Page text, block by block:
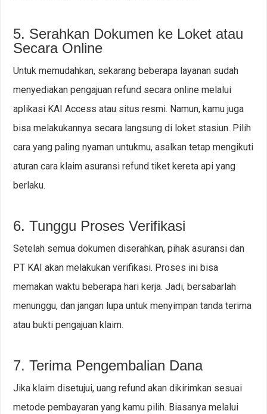
5. Serahkan Dokumen ke Loket atau
Secara Online
Untuk memudahkan, sekarang beberapa layanan sudah
menyediakan pengajuan refund secara online melalui
aplikasi KAI Access atau situs resmi. Namun, kamu juga
bisa melakukannya secara langsung di loket stasiun. Pilih
cara yang paling nyaman untukmu, asalkan tetap mengikuti
aturan cara klaim asuransi refund tiket kereta api yang
berlaku.
6. Tunggu Proses Verifikasi
Setelah semua dokumen diserahkan, pihak asuransi dan
PT KAI akan melakukan verifikasi. Proses ini bisa
memakan waktu beberapa hari kerja. Jadi, bersabarlah
menunggu, dan jangan lupa untuk menyimpan tanda terima
atau bukti pengajuan klaim.
7. Terima Pengembalian Dana
Jika klaim disetujui, uang refund akan dikirimkan sesuai
metode pembayaran yang kamu pilih. Biasanya melalui